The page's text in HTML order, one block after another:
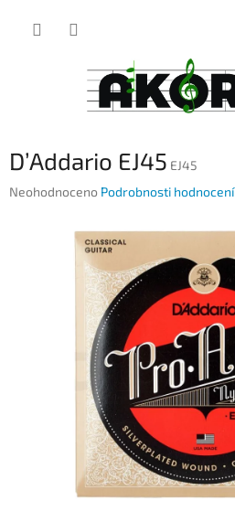
D’Addario EJ45 EJ45
Průměrné
Neohodnoceno Podrobnosti hodnocení